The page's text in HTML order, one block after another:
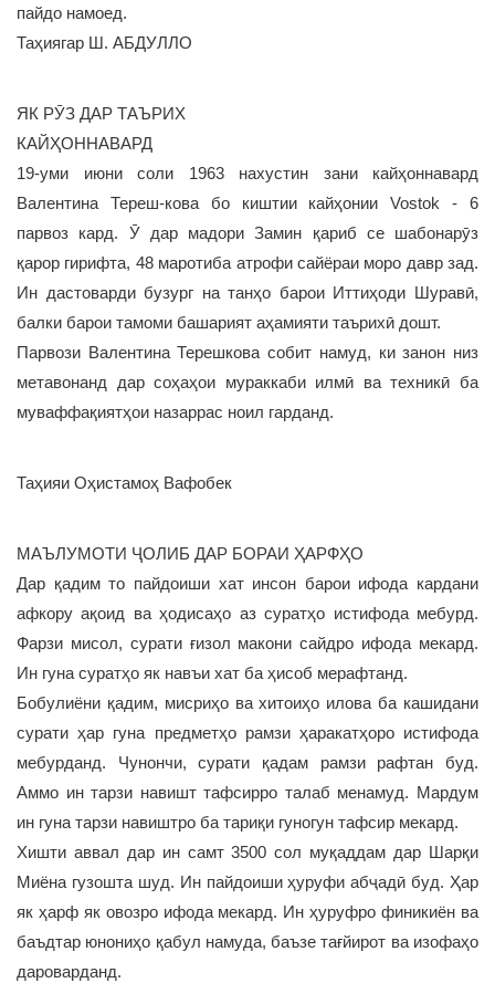
пайдо намоед.
Таҳиягар Ш. АБДУЛЛО
ЯК РӮЗ ДАР ТАЪРИХ
КАЙҲОННАВАРД
19-уми июни соли 1963 нахустин зани кайҳоннавард
Валентина Тереш-кова бо киштии кайҳонии Vostok - 6
парвоз кард. Ӯ дар мадори Замин қариб се шабонарӯз
қарор гирифта, 48 маротиба атрофи сайёраи моро давр зад.
Ин дастоварди бузург на танҳо барои Иттиҳоди Шуравӣ,
балки барои тамоми башарият аҳамияти таърихӣ дошт.
Парвози Валентина Терешкова собит намуд, ки занон низ
метавонанд дар соҳаҳои мураккаби илмӣ ва техникӣ ба
муваффақиятҳои назаррас ноил гарданд.
Таҳияи Оҳистамоҳ Вафобек
МАЪЛУМОТИ ҶОЛИБ ДАР БОРАИ ҲАРФҲО
Дар қадим то пайдоиши хат инсон барои ифода кардани
афкору ақоид ва ҳодисаҳо аз суратҳо истифода мебурд.
Фарзи мисол, сурати ғизол макони сайдро ифода мекард.
Ин гуна суратҳо як навъи хат ба ҳисоб мерафтанд.
Бобулиёни қадим, мисриҳо ва хитоиҳо илова ба кашидани
сурати ҳар гуна предметҳо рамзи ҳаракатҳоро истифода
мебурданд. Чунончи, сурати қадам рамзи рафтан буд.
Аммо ин тарзи навишт тафсирро талаб менамуд. Мардум
ин гуна тарзи навиштро ба тариқи гуногун тафсир мекард.
Хишти аввал дар ин самт 3500 сол муқаддам дар Шарқи
Миёна гузошта шуд. Ин пайдоиши ҳуруфи абҷадӣ буд. Ҳар
як ҳарф як овозро ифода мекард. Ин ҳуруфро финикиён ва
баъдтар юнониҳо қабул намуда, баъзе тағйирот ва изофаҳо
дароварданд.